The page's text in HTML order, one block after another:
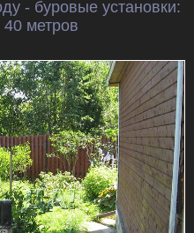
- буровые установки:
метров